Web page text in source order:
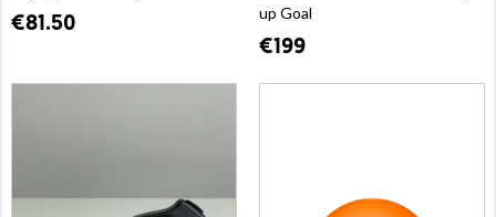
€81.50
up Goal
€199